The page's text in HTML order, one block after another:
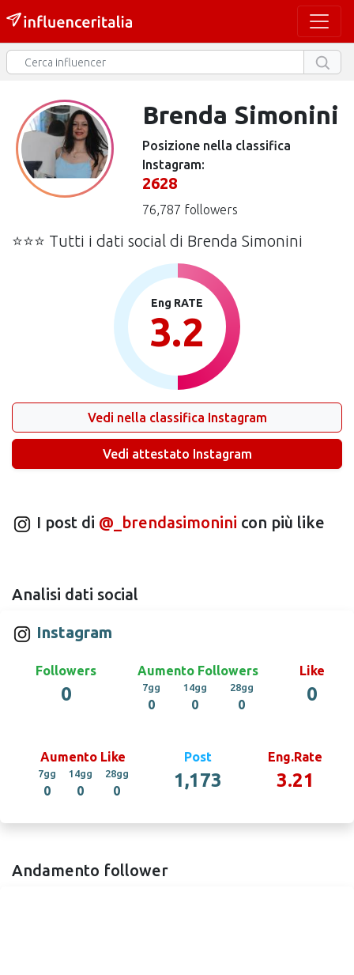
Brenda Simonini
Posizione nella classifica
Instagram:
2628
76,787 followers
⭐⭐⭐ Tutti i dati social di Brenda Simonini
Eng RATE
3.2
Vedi nella classifica Instagram
Vedi attestato Instagram
I post di @_brendasimonini con più like
Analisi dati social
Instagram
Followers
0
Aumento Followers
7gg
0
14gg
0
28gg
0
Like
0
Aumento Like
7gg
0
14gg
0
28gg
0
Post
1,173
Eng.Rate
3.21
Andamento follower